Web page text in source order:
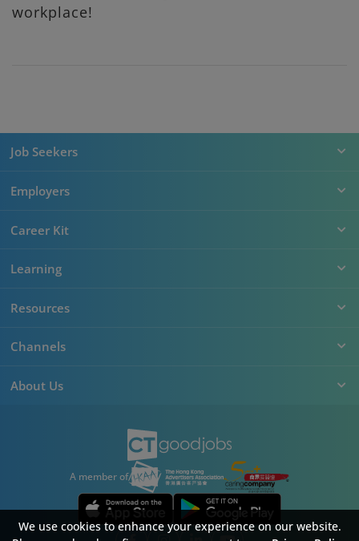
workplace!
Job Seekers
Employers
Career Kit
Learning
Resources
Channels
About Us
A member of
We use cookies to enhance your experience on our website.